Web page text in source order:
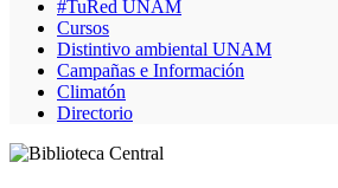
#TuRed UNAM
Cursos
Distintivo ambiental UNAM
Campañas e Información
Climatón
Directorio